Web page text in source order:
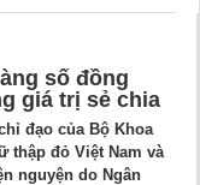
số đồng
giá trị sẻ chia
đạo của Bộ Khoa
thập đỏ Việt Nam và
nguyện do Ngân